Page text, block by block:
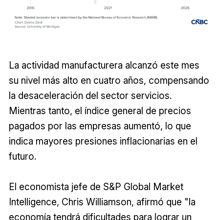
La actividad manufacturera alcanzó este mes
su nivel más alto en cuatro años, compensando
la desaceleración del sector servicios.
Mientras tanto, el índice general de precios
pagados por las empresas aumentó, lo que
indica mayores presiones inflacionarias en el
futuro.
El economista jefe de S&P Global Market
Intelligence, Chris Williamson, afirmó que "la
economía tendrá dificultades para lograr un